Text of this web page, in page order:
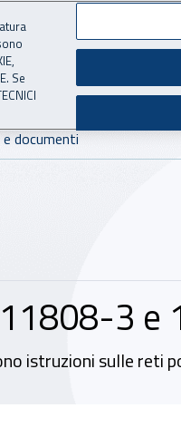
documenti
3
istruzioni sulle
Se